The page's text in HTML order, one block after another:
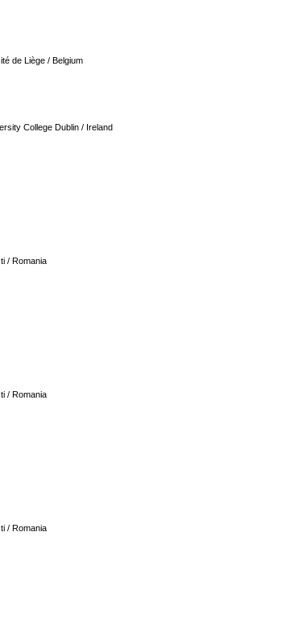
de Liège / Belgium
College Dublin / Ireland
/ Romania
/ Romania
/ Romania